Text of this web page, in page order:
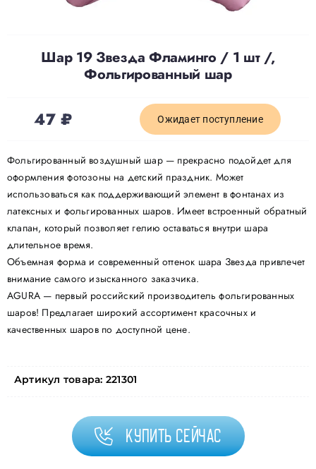
Контакты
Политика конфиденциальности
Шар 19 Звезда Фламинго / 1 шт /,
Фольгированный шар
47₽ Ожидает поступление
Фольгированный воздушный шар — прекрасно подойдет для
оформления фотозоны на детский праздник. Может
использоваться как поддерживающий элемент в фонтанах из
латексных и фольгированных шаров. Имеет встроенный обратный
клапан, который позволяет гелию оставаться внутри шара
длительное время.
Объемная форма и современный оттенок шара Звезда привлечет
внимание самого изысканного заказчика.
AGURA — первый российский производитель фольгированных
шаров! Предлагает широкий ассортимент красочных и
качественных шаров по доступной цене.
Артикул товара: 221301
Купить сейчас